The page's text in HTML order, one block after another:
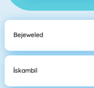
Bejeweled
İskambil